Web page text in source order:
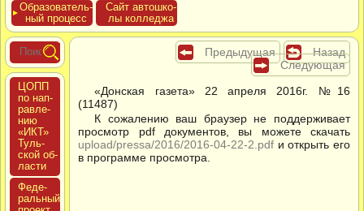
Обра­зова­тель­
ный про­цесс
Сайт ав­тошко­
лы кол­леджа
ЦОПП
по нап­
равле­
нию
«ИКТ»
Туль­
ской об­
ласти
Феде­
раль­ный
Предыдущая
Назад
Следующая
«Донская газета» 22 апреля 2016г. №16
(11487)
К сожалению ваш браузер не поддерживает
просмотр pdf документов, вы можете скачать
upload/pressa/2016/2016-04-22-2.pdf и открыть его
в программе просмотра.